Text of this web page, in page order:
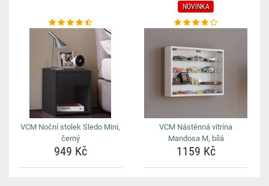
VCM Noční stolek Sledo Mini,
černý
949 Kč
NOVINKA
VCM Nástěnná vitrína
Mandosa M, bílá
1159 Kč